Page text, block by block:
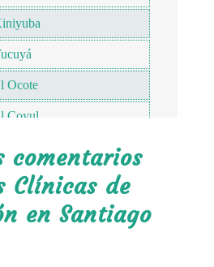
Ocote
Coyul
comentarios
Clínicas de
en Santiago